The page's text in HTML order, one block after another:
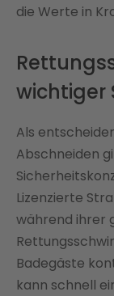
die Werte in
wichtiger
Als
Abschneiden
Lizenzierte
während ihrer
Badegäste
kann schnell